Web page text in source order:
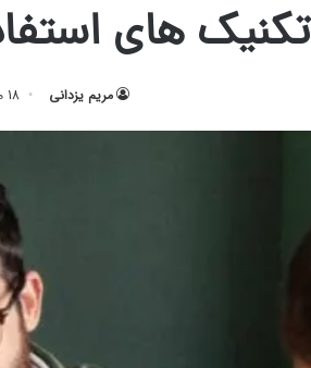
تکنیک های
مریم یزدانی 18 مرداد 1402